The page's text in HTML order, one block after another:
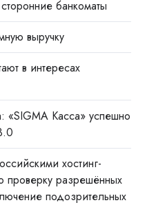
банкоматы
выручку
в интересах
«SIGMA Касса» успешно
хостинг-
проверку разрешённых
подозрительных